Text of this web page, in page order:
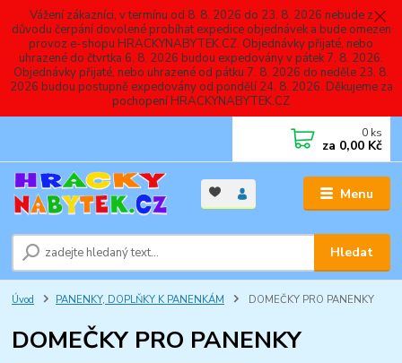
Vážení zákazníci, v termínu od 8. 8. 2026 do 23. 8. 2026 nebude z
důvodu čerpání dovolené probíhat expedice objednávek a bude omezen
provoz e-shopu HRACKYNABYTEK.CZ. Objednávky přijaté, nebo
uhrazené do čtvrtka 6. 8. 2026 budou expedovány v pátek 7. 8. 2026.
Objednávky přijaté, nebo uhrazené od pátku 7. 8. 2026 do neděle 23. 8.
2026 budou postupně expedovány od pondělí 24. 8. 2026. Děkujeme za
pochopení HRACKYNABYTEK.CZ
Menu
Hledat
0 ks
za 0,00 Kč
Úvod PANENKY, DOPLŇKY K PANENKÁM DOMEČKY PRO PANENKY
DOMEČKY PRO PANENKY